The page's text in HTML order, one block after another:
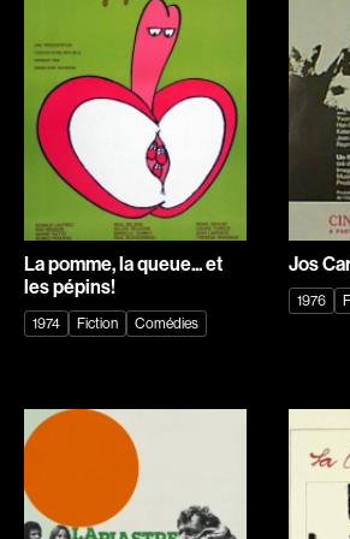
Explorer par
Genres
Action
Amateurs
Animation
Aventure
Comédies
Documentaires
Érotiques
Étudiants
Historiques
Horreur
Jeunesse
Musicaux
La pomme, la queue... et
les pépins!
1974 Fiction Comédies
Jos
1976